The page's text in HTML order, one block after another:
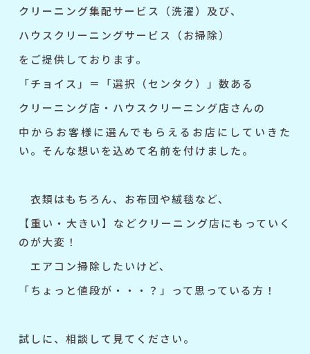
クリーニング集配サービス（洗濯）及び、
ハウスクリーニングサービス（お掃除）
をご提供しております。
「チョイス」＝「選択（センタク）」数ある
クリーニング店・ハウスクリーニング店さんの
中からお客様に選んでもらえるお店にしていきた
い。 そんな想いを込めて名前を付けました。
衣類はもちろん、お布団や絨毯など、
【重い・ 大きい】などクリーニング店にもっていく
のが大変！
エアコン掃除したいけど、
「ちょっと値段が・・・？」って思っている方！
試しに、相談して見てください。